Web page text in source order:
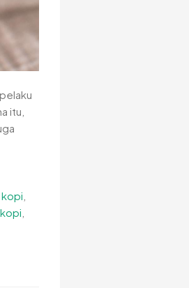
itu,
kopi